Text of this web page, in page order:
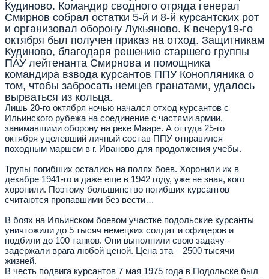
Кудиново. Командир сводного отряда генерал
Смирнов собрал остатки 5-й и 8-й курсантских рот
и организовал оборону Лукьяново. К вечеру19-го
октября был получен приказ на отход. Защитникам
Кудиново, благодаря решению старшего группы
ПАУ лейтенанта Смирнова и помощника
командира взвода курсантов ППУ Конопляника о
том, чтобы забросать немцев гранатами, удалось
вырваться из кольца.
Лишь 20-го октября ночью начался отход курсантов с
Ильинского рубежа на соединение с частями армии,
занимавшими оборону на реке Мааре. А оттуда 25-го
октября уцелевший личный состав ППУ отправился
походным маршем в г. Иваново для продолжения учебы.
Трупы погибших остались на полях боев. Хоронили их в
декабре 1941-го и даже еще в 1942 году, уже не зная, кого
хоронили. Поэтому большинство погибших курсантов
считаются пропавшими без вести…
В боях на Ильинском боевом участке подольские курсанты
уничтожили до 5 тысяч немецких солдат и офицеров и
подбили до 100 танков. Они выполнили свою задачу -
задержали врага любой ценой. Цена эта – 2500 тысячи
жизней.
В честь подвига курсантов 7 мая 1975 года в Подольске был